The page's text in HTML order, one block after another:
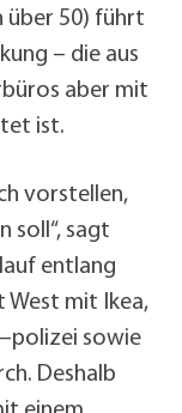
über 50) führt
– die aus
aber mit
ist.
vorstellen,
soll“, sagt
entlang
West mit Ikea,
sowie
Deshalb